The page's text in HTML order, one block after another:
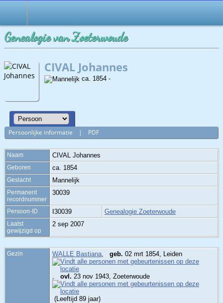
Genealogie van Zoeterwoude
CIVAL Johannes
ca. 1854 -
Persoonlijke informatie | PDF
Naam CIVAL Johannes
Geboren ca. 1854
Geslacht Mannelijk
Permanent
recordnummer
30039
Persoon-ID I30039 Genealogie Zoeterwoude
Laatst
gewijzigd op
2 sep 2007
Gezin WALLE Bastiana geb. 02 mrt 1854, Leiden
ovl. 23 nov 1943, Zoeterwoude
(Leeftijd 89 jaar)